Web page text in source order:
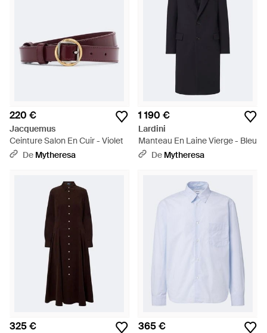
220 €
Jacquemus
Ceinture Salon En Cuir - Violet
De Mytheresa
1 190 €
Lardini
Manteau En Laine Vierge - Bleu
De Mytheresa
325 € 365 €